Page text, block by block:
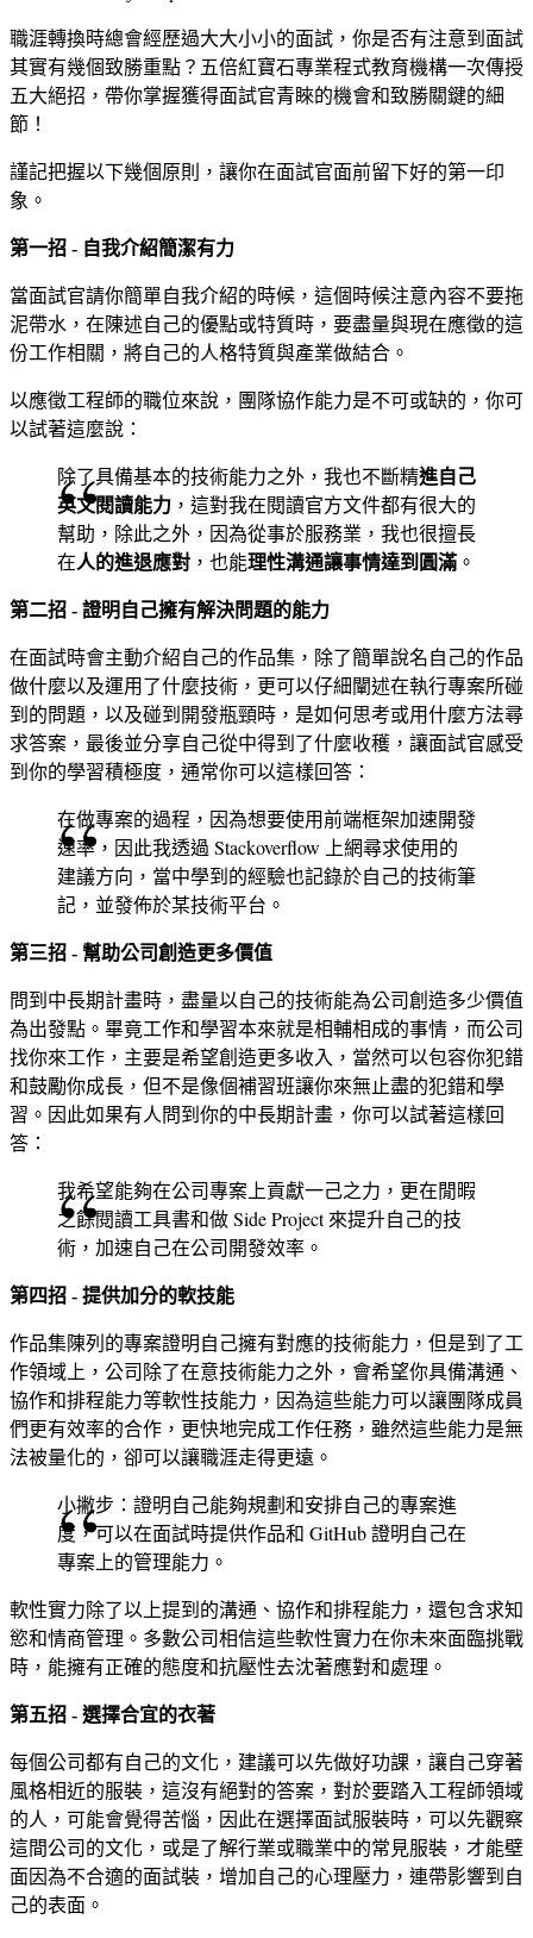
職涯轉換時總會經歷過大大小小的面試，你是否有注意到面試
其實有幾個致勝重點？五倍紅寶石專業程式教育機構一次傳授
五大絕招，帶你掌握獲得面試官青睞的機會和致勝關鍵的細
節！
謹記把握以下幾個原則，讓你在面試官面前留下好的第一印
象。
第一招 - 自我介紹簡潔有力
當面試官請你簡單自我介紹的時候，這個時候注意內容不要拖
泥帶水，在陳述自己的優點或特質時，要盡量與現在應徵的這
份工作相關，將自己的人格特質與產業做結合。
以應徵工程師的職位來說，團隊協作能力是不可或缺的，你可
以試著這麼說：
除了具備基本的技術能力之外，我也不斷精進自己
英文閱讀能力 ，這對我在閱讀官方文件都有很大的
幫助，除此之外，因為從事於服務業，我也很擅長
在人的進退應對 ，也能理性溝通讓事情達到圓滿 。
第二招 - 證明自己擁有解決問題的能力
在面試時會主動介紹自己的作品集，除了簡單說名自己的作品
做什麼以及運用了什麼技術，更可以仔細闡述在執行專案所碰
到的問題，以及碰到開發瓶頸時，是如何思考或用什麼方法尋
求答案，最後並分享自己從中得到了什麼收穫，讓面試官感受
到你的學習積極度，通常你可以這樣回答：
在做專案的過程，因為想要使用前端框架加速開發
速率，因此我透過 Stackoverflow 上網尋求使用的
建議方向，當中學到的經驗也記錄於自己的技術筆
記，並發佈於某技術平台。
第三招 - 幫助公司創造更多價值
問到中長期計畫時，盡量以自己的技術能為公司創造多少價值
為出發點。畢竟工作和學習本來就是相輔相成的事情，而公司
找你來工作，主要是希望創造更多收入，當然可以包容你犯錯
和鼓勵你成長，但不是像個補習班讓你來無止盡的犯錯和學
習。因此如果有人問到你的中長期計畫，你可以試著這樣回
答：
我希望能夠在公司專案上貢獻一己之力，更在閒暇
之餘閱讀工具書和做 Side Project 來提升自己的技
術，加速自己在公司開發效率。
第四招 - 提供加分的軟技能
作品集陳列的專案證明自己擁有對應的技術能力，但是到了工
作領域上，公司除了在意技術能力之外，會希望你具備溝通、
協作和排程能力等軟性技能力，因為這些能力可以讓團隊成員
們更有效率的合作，更快地完成工作任務，雖然這些能力是無
法被量化的，卻可以讓職涯走得更遠。
小撇步：證明自己能夠規劃和安排自己的專案進
度，可以在面試時提供作品和 GitHub 證明自己在
專案上的管理能力。
軟性實力除了以上提到的溝通、協作和排程能力，還包含求知
慾和情商管理。多數公司相信這些軟性實力在你未來面臨挑戰
時，能擁有正確的態度和抗壓性去沈著應對和處理。
第五招 - 選擇合宜的衣著
每個公司都有自己的文化，建議可以先做好功課，讓自己穿著
風格相近的服裝，這沒有絕對的答案，對於要踏入工程師領域
的人，可能會覺得苦惱，因此在選擇面試服裝時，可以先觀察
這間公司的文化，或是了解行業或職業中的常見服裝，才能壁
面因為不合適的面試裝，增加自己的心理壓力，連帶影響到自
己的表面。